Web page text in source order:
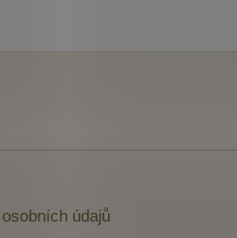
údajů